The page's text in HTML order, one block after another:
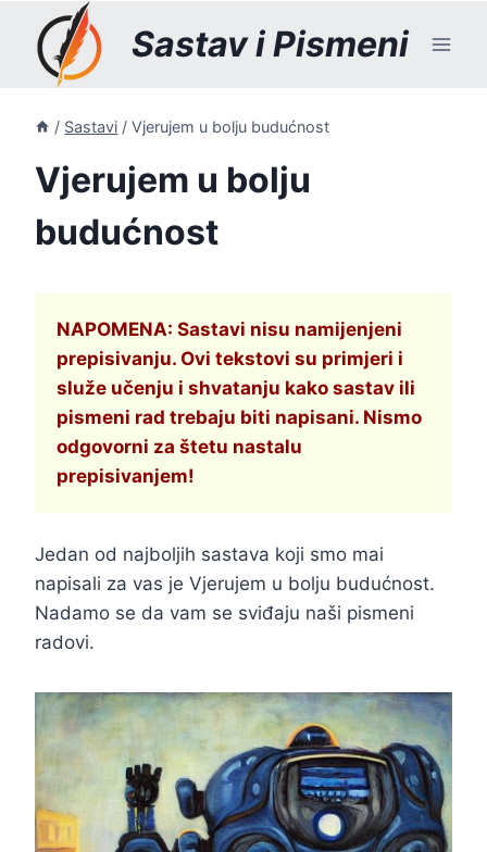
content
Sastav i Pismeni
/ Sastavi / Vjerujem u bolju budućnost
Vjerujem u bolju
budućnost
NAPOMENA: Sastavi nisu namijenjeni
prepisivanju. Ovi tekstovi su primjeri i
služe učenju i shvatanju kako sastav ili
pismeni rad trebaju biti napisani. Nismo
odgovorni za štetu nastalu
prepisivanjem!
Jedan od najboljih sastava koji smo mai
napisali za vas je Vjerujem u bolju budućnost.
Nadamo se da vam se sviđaju naši pismeni
radovi.